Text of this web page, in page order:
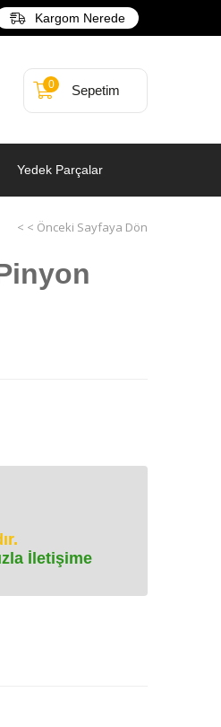
Kargom Nerede
Sepetim
0
Yedek Parçalar
< < Önceki Sayfaya Dön
İletişime